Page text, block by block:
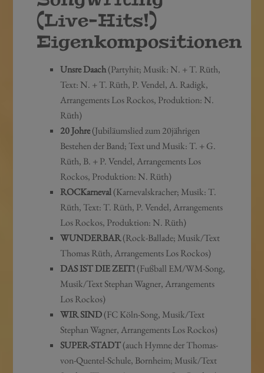
(Live-Hits!)
Eigenkompositionen
Unsre Daach(Partyhit; Musik: N. + T. Rüth,
Text: N. + T. Rüth, P. Vendel, A. Radigk,
Arrangements Los Rockos, Produktion: N.
Rüth)
20 Johre(Jubiläumslied zum 20jährigen
Bestehen der Band; Text und Musik: T. + G.
Rüth, B. + P. Vendel, Arrangements Los
Rockos, Produktion: N. Rüth)
ROCKarneval(Karnevalskracher; Musik: T.
Rüth, Text: T. Rüth, P. Vendel, Arrangements
Los Rockos, Produktion: N. Rüth)
WUNDERBAR(Rock-Ballade; Musik/Text
Thomas Rüth, Arrangements Los Rockos)
DAS IST DIE ZEIT!(Fußball EM/WM-Song,
Musik/Text Stephan Wagner, Arrangements
Los Rockos)
WIR SIND(FC Köln-Song, Musik/Text
Stephan Wagner, Arrangements Los Rockos)
SUPER-STADT(auch Hymne der Thomas-
von-Quentel-Schule, Bornheim; Musik/Text